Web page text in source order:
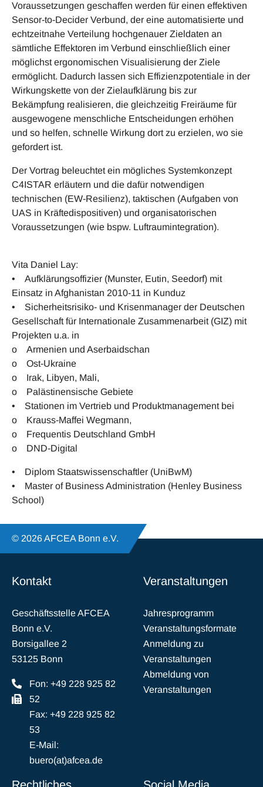
Voraussetzungen geschaffen werden für einen effektiven
Sensor-to-Decider Verbund, der eine automatisierte und
echtzeitnahe Verteilung hochgenauer Zieldaten an
sämtliche Effektoren im Verbund einschließlich einer
möglichst ergonomischen Visualisierung der Ziele
ermöglicht. Dadurch lassen sich Effizienzpotentiale in der
Wirkungskette von der Zielaufklärung bis zur
Bekämpfung realisieren, die gleichzeitig Freiräume für
ausgewogene menschliche Entscheidungen erhöhen
und so helfen, schnelle Wirkung dort zu erzielen, wo sie
gefordert ist.
Der Vortrag beleuchtet ein mögliches Systemkonzept
C4ISTAR erläutern und die dafür notwendigen
technischen (EW-Resilienz), taktischen (Aufgaben von
UAS in Kräftedispositiven) und organisatorischen
Voraussetzungen (wie bspw. Luftraumintegration).
Vita Daniel Lay:
• Aufklärungsoffizier (Munster, Eutin, Seedorf) mit
Einsatz in Afghanistan 2010-11 in Kunduz
• Sicherheitsrisiko- und Krisenmanager der Deutschen
Gesellschaft für Internationale Zusammenarbeit (GIZ) mit
Projekten u.a. in
o Armenien und Aserbaidschan
o Ost-Ukraine
o Irak, Libyen, Mali,
o Palästinensische Gebiete
• Stationen im Vertrieb und Produktmanagement bei
o Krauss-Maffei Wegmann,
o Frequentis Deutschland GmbH
o DND-Digital
• Diplom Staatswissenschaftler (UniBwM)
• Master of Business Administration (Henley Business
School)
© 2026 AFCEA Bonn e.V.
Kontakt
Geschäftsstelle AFCEA
Bonn e.V.
Borsigallee 2
53125 Bonn
Fon: +49 228 925 82
52
Fax: +49 228 925 82
53
E-Mail:
buero(at)afcea.de
Veranstaltungen
Jahresprogramm
Veranstaltungsformate
Anmeldung zu
Veranstaltungen
Abmeldung von
Veranstaltungen